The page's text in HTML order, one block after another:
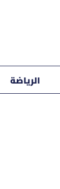
الرياضة